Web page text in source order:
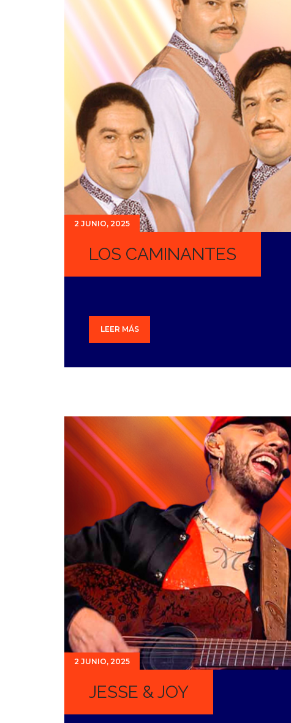
2 JUNIO, 2025
LOS CAMINANTES
LEER MÁS
2 JUNIO, 2025
JESSE & JOY